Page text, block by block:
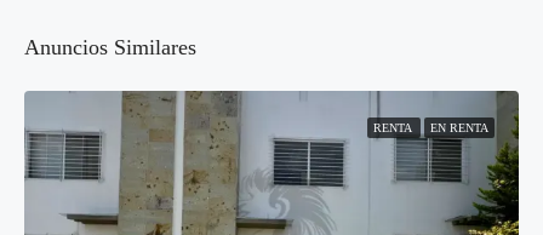
Anuncios Similares
RENTA EN RENTA